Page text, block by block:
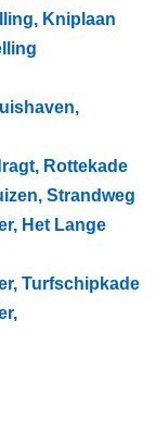
Kniplaan
Rottekade
Strandweg
Het Lange
Turfschipkade